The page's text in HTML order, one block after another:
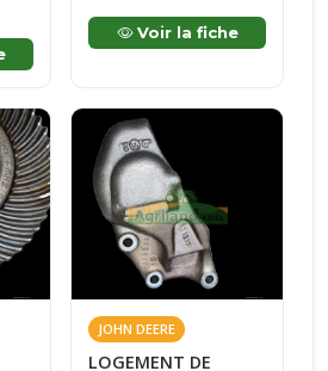
Voir la fiche
JOHN DEERE
LOGEMENT DE